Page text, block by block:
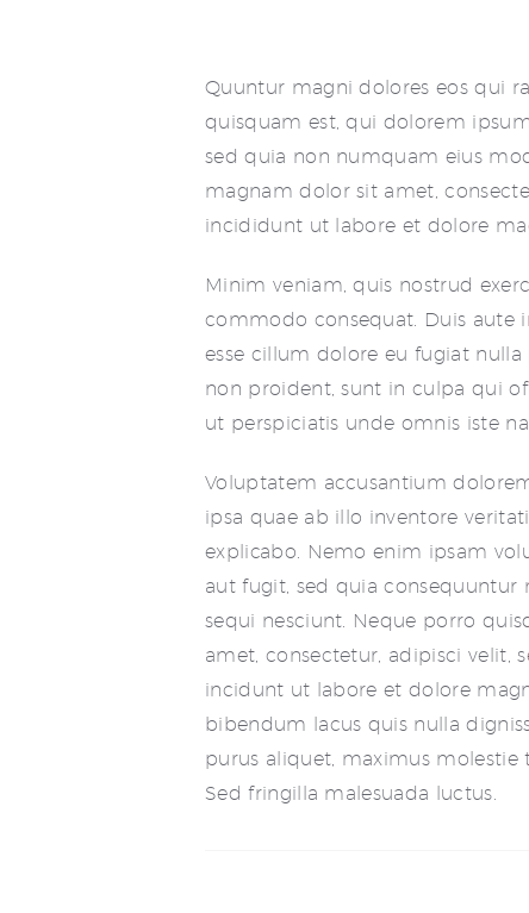
Quuntur magni dolores eos qui
quisquam est, qui dolorem
sed quia non numquam eius
magnam dolor sit amet,
incididunt ut labore et dolore
Minim veniam, quis nostrud
commodo consequat. Duis aute
esse cillum dolore eu fugiat
non proident, sunt in culpa qui
ut perspiciatis unde omnis iste
Voluptatem accusantium
ipsa quae ab illo inventore
explicabo. Nemo enim ipsam
aut fugit, sed quia
sequi nesciunt. Neque porro
amet, consectetur, adipisci
incidunt ut labore et dolore
bibendum lacus quis nulla
purus aliquet, maximus molestie
Sed fringilla malesuada luctus.